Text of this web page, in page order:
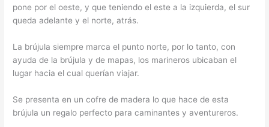
pone por el oeste, y que teniendo el este a la izquierda, el sur
queda adelante y el norte, atrás.
La brújula siempre marca el punto norte, por lo tanto, con
ayuda de la brújula y de mapas, los marineros ubicaban el
lugar hacia el cual querían viajar.
Se presenta en un cofre de madera lo que hace de esta
brújula un regalo perfecto para caminantes y aventureros.